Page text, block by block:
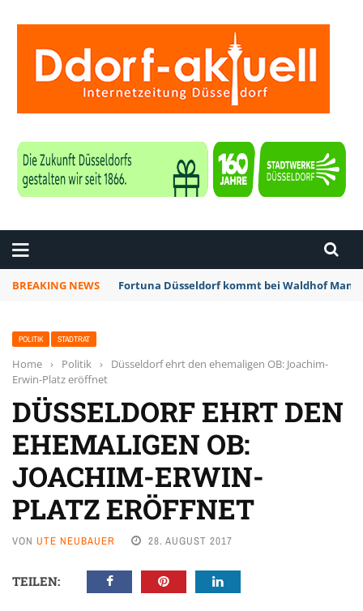
BREAKING NEWS Fortuna Düsseldorf kommt bei Waldhof
POLITIK STADTRAT
Home › Politik ›
Düsseldorf ehrt den ehemaligen OB: Joachim-
Erwin-Platz eröffnet
DÜSSELDORF EHRT DEN
EHEMALIGEN OB:
JOACHIM-ERWIN-
PLATZ ERÖFFNET
VON UTE NEUBAUER 28. AUGUST 2017
TEILEN: